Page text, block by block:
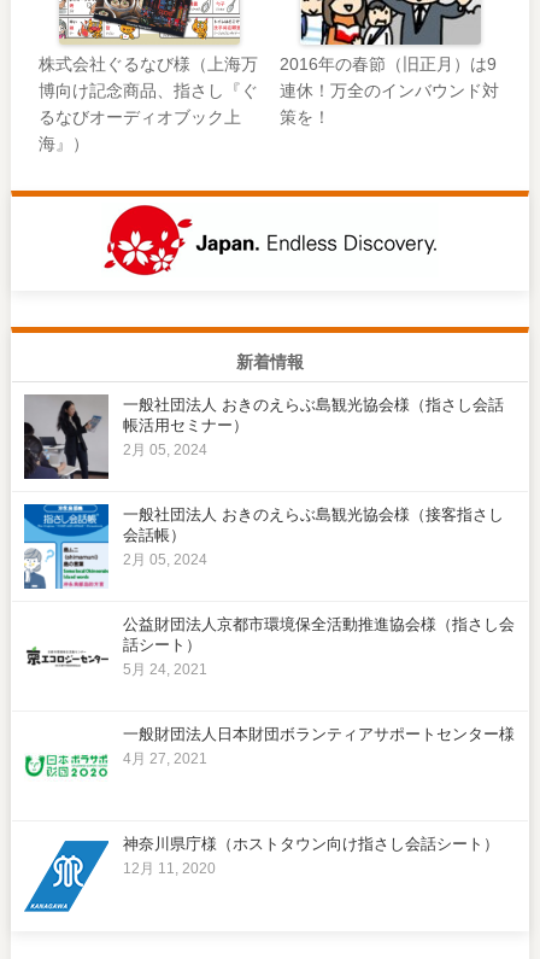
株式会社ぐるなび様（上海万
博向け記念商品、指さし『ぐ
るなびオーディオブック上
海』）
2016年の春節（旧正月）は9
連休！万全のインバウンド対
策を！
新着情報
一般社団法人 おきのえらぶ島観光協会様（指さし会話
帳活用セミナー）
2月 05, 2024
一般社団法人 おきのえらぶ島観光協会様（接客指さし
会話帳）
2月 05, 2024
公益財団法人京都市環境保全活動推進協会様（指さし会
話シート）
5月 24, 2021
一般財団法人日本財団ボランティアサポートセンター様
4月 27, 2021
神奈川県庁様（ホストタウン向け指さし会話シート）
12月 11, 2020